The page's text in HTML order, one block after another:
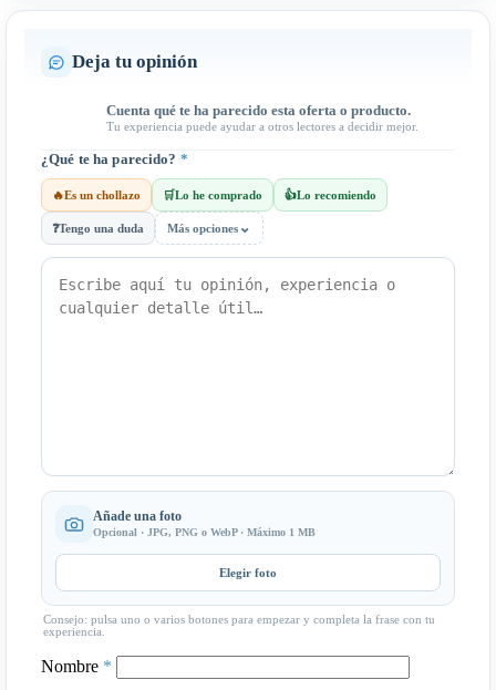
Deja tu opinión
Cuenta qué te ha parecido esta oferta o producto.
Tu experiencia puede ayudar a otros lectores a decidir mejor.
¿Qué te ha parecido? *
🔥Es un chollazo 🛒Lo he comprado 👍Lo recomiendo
❓Tengo una duda Más opciones ⌄
Añade una foto
Opcional · JPG, PNG o WebP · Máximo 1 MB
Elegir foto
Consejo: pulsa uno o varios botones para empezar y completa la frase con tu
experiencia.
Nombre *